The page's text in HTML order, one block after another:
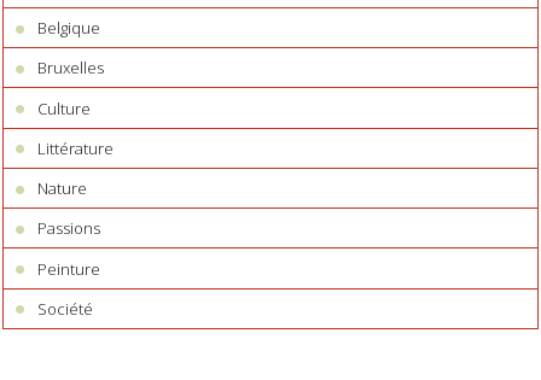
Belgique
Bruxelles
Culture
Littérature
Nature
Passions
Peinture
Société